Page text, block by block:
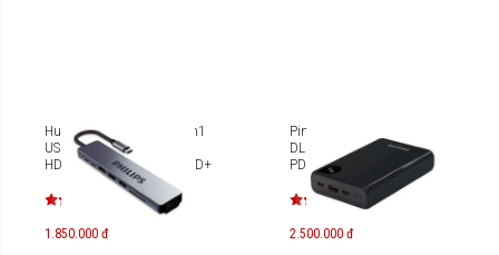
Hub Philips SWV6118G 8in1
USB-C to
HDMI+USB*2+PD+RJ45+SD+TF
1.850.000 đ
Pin dự phòng Philips
DLP5783HB 20.000mAh
PD100W/ QC3.0
2.500.000 đ